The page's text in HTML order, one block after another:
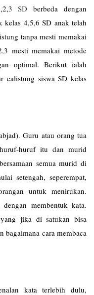
SD berbeda dengan
kelas 4,5,6 SD anak telah
tanpa mesti memakai
mesti memakai metode
optimal. Berikut ialah
calistung siswa SD kelas
Guru atau orang tua
huruf itu dan murid
semua murid di
setengah, seperempat,
untuk menirukan.
membentuk kata.
jika di satukan bisa
bagaimana cara membaca
kata terlebih dulu,